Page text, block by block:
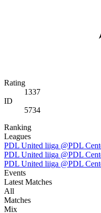
Rating
1337
ID
5734
Ranking
Leagues
PDL United liiga @PDL
PDL United liiga @PDL
PDL United liiga @PDL
Events
Latest Matches
All
Matches
Mix